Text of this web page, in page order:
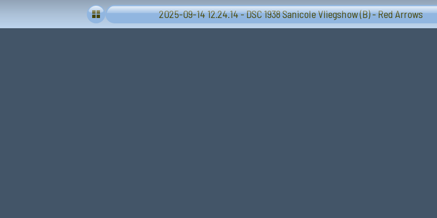
Vliegtuigen - Sanicole (B) 13 en 14 september
2025-09-14 12.24.14 - DSC 1938 Sanicole Vliegshow (B) - Red Arrows